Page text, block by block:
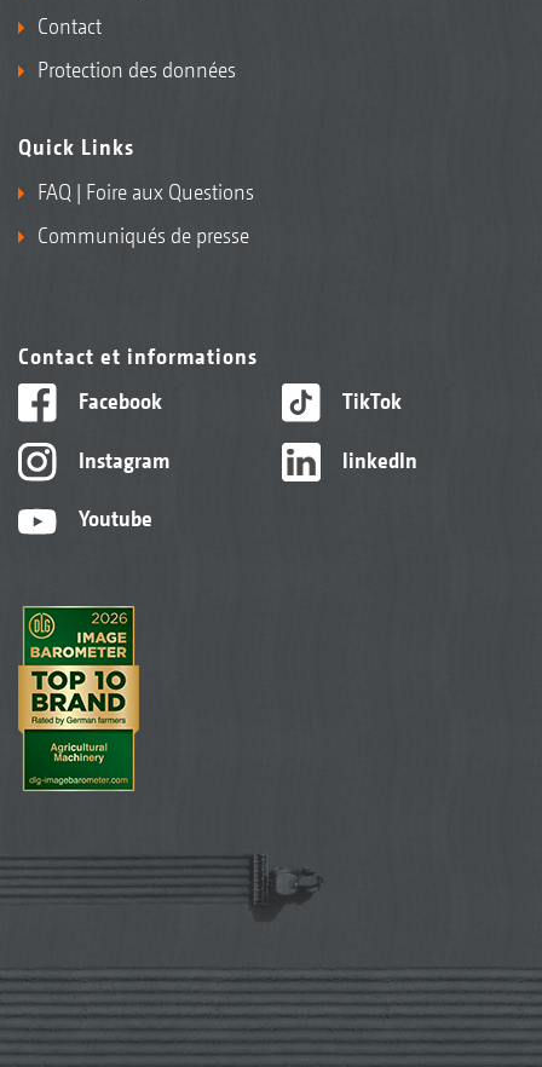
Contact
Protection des données
Quick Links
FAQ | Foire aux Questions
Communiqués de presse
Contact et informations
Facebook
Instagram
Youtube
TikTok
linkedIn